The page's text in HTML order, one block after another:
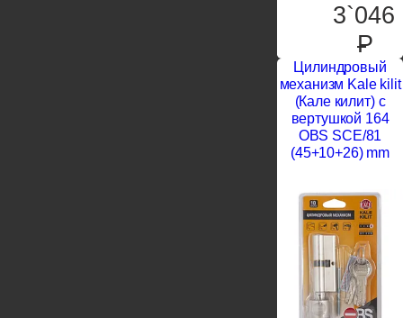
3`046
P
Цилиндровый
механизм Kale kilit
(Кале килит) с
вертушкой 164
OBS SCE/81
(45+10+26) mm